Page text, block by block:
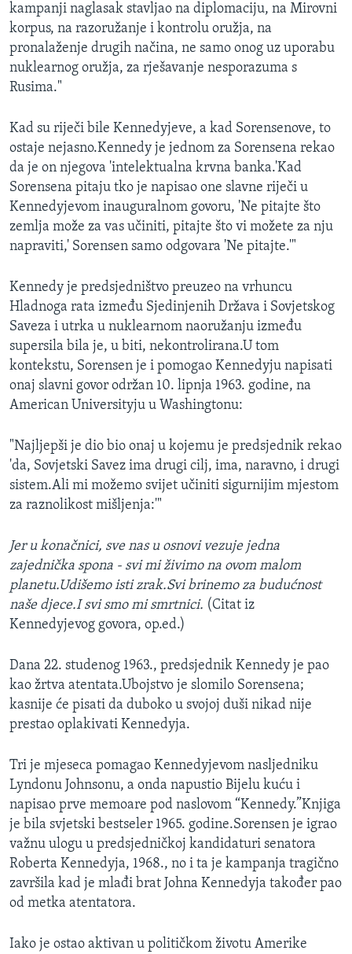
kampanji naglasak stavljao na diplomaciju, na Mirovni
korpus, na razoružanje i kontrolu oružja, na
pronalaženje drugih načina, ne samo onog uz uporabu
nuklearnog oružja, za rješavanje nesporazuma s
Rusima."
Kad su riječi bile Kennedyjeve, a kad Sorensenove, to
ostaje nejasno.Kennedy je jednom za Sorensena rekao
da je on njegova 'intelektualna krvna banka.'Kad
Sorensena pitaju tko je napisao one slavne riječi u
Kennedyjevom inauguralnom govoru, 'Ne pitajte što
zemlja može za vas učiniti, pitajte što vi možete za nju
napraviti,' Sorensen samo odgovara 'Ne pitajte.'"
Kennedy je predsjedništvo preuzeo na vrhuncu
Hladnoga rata između Sjedinjenih Država i Sovjetskog
Saveza i utrka u nuklearnom naoružanju između
supersila bila je, u biti, nekontrolirana.U tom
kontekstu, Sorensen je i pomogao Kennedyju napisati
onaj slavni govor održan 10. lipnja 1963. godine, na
American Universityju u Washingtonu:
"Najljepši je dio bio onaj u kojemu je predsjednik rekao
'da, Sovjetski Savez ima drugi cilj, ima, naravno, i drugi
sistem.Ali mi možemo svijet učiniti sigurnijim mjestom
za raznolikost mišljenja:'"
Jer u konačnici, sve nas u osnovi vezuje jedna
zajednička spona - svi mi živimo na ovom malom
planetu.Udišemo isti zrak.Svi brinemo za budućnost
naše djece.I svi smo mi smrtnici. (Citat iz
Kennedyjevog govora, op.ed.)
Dana 22. studenog 1963., predsjednik Kennedy je pao
kao žrtva atentata.Ubojstvo je slomilo Sorensena;
kasnije će pisati da duboko u svojoj duši nikad nije
prestao oplakivati Kennedyja.
Tri je mjeseca pomagao Kennedyjevom nasljedniku
Lyndonu Johnsonu, a onda napustio Bijelu kuću i
napisao prve memoare pod naslovom “Kennedy.”Knjiga
je bila svjetski bestseler 1965. godine.Sorensen je igrao
važnu ulogu u predsjedničkoj kandidaturi senatora
Roberta Kennedyja, 1968., no i ta je kampanja tragično
završila kad je mlađi brat Johna Kennedyja također pao
od metka atentatora.
Iako je ostao aktivan u političkom životu Amerike